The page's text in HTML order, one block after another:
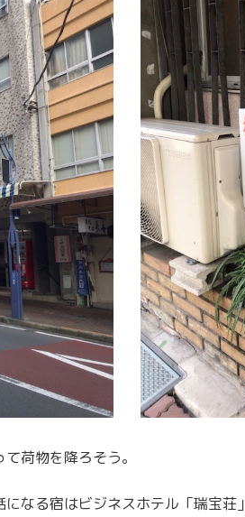
荷物を降ろそう。
なる宿はビジネスホテル「瑞宝荘」